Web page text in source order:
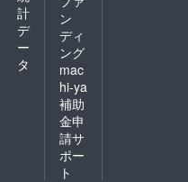
計
デ
ー
タ
ン
ディ
ング
mac
hi-ya
補助
金申
請サ
ポー
ト